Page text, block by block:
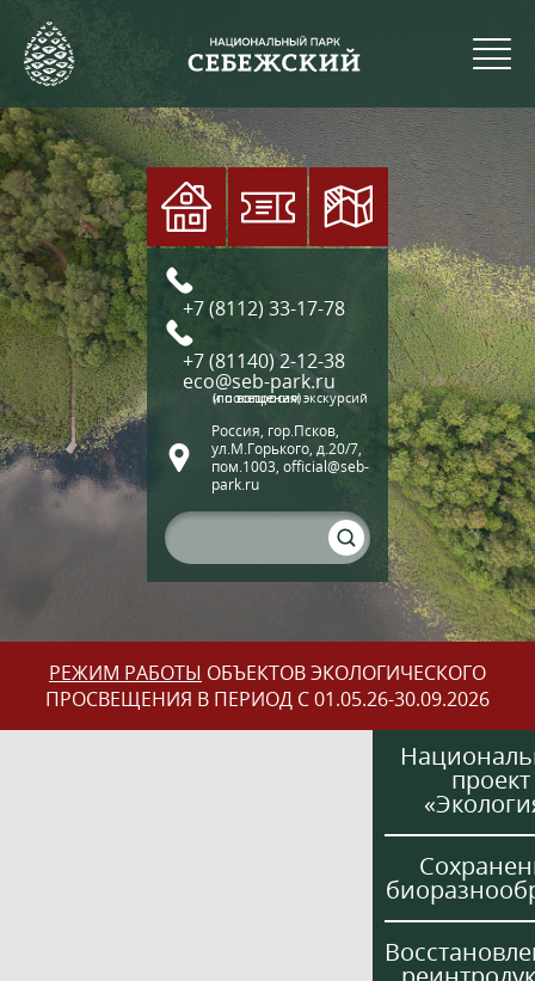
+7 (8112) 33-17-78
+7 (81140) 2-12-38
eco@seb-park.ru
(по вопросам экскурсий и посещения)
Россия, гор.Псков,
ул.М.Горького, д.20/7,
пом.1003, official@seb-
park.ru
РЕЖИМ РАБОТЫ ОБЪЕКТОВ ЭКОЛОГИЧЕСКОГО
ПРОСВЕЩЕНИЯ В ПЕРИОД С 01.05.26-30.09.2026
проект